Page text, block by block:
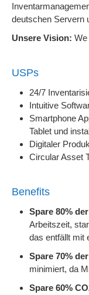
deutschen Servern
Unsere Vision:
USPs
24/7
Intuitive
Smartphone
Tablet und
Digitaler
Circular Asset
Benefits
Spare 80%
Arbeitszeit,
das entfällt mit
Spare 70%
minimiert, da
Spare 60%